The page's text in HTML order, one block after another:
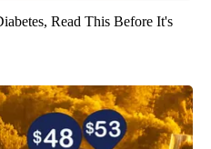
Read This Before It's